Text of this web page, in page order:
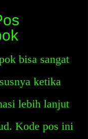
bisa sangat
ketika
lebih lanjut
Kode pos ini